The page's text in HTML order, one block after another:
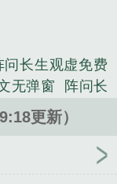
，散修出身，
可能也只是一
增强神识。墨画
神识，彻悟仙道
问长生观虚免费
无弹窗
阵问长
生 笔趣阁
生观虚
阵问长
阵问长生TXT免
更新）